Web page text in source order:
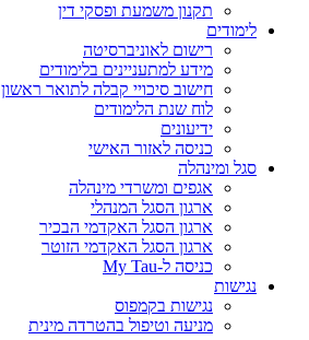
תקנון משמעת ופסקי דין
לימודים
רישום לאוניברסיטה
מידע למתעניינים בלימודים
חישוב סיכויי קבלה לתואר ראשון
לוח שנת הלימודים
ידיעונים
כניסה לאזור האישי
סגל ומינהלה
אגפים ומשרדי מינהלה
ארגון הסגל המנהלי
ארגון הסגל האקדמי הבכיר
ארגון הסגל האקדמי הזוטר
כניסה ל-My Tau
נגישות
נגישות בקמפוס
מניעה וטיפול בהטרדה מינית